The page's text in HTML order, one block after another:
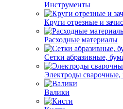
Инструменты
Круги отрезные и
Расходные материалы
Сетки абразивные,
Электроды сварочные,
Валики